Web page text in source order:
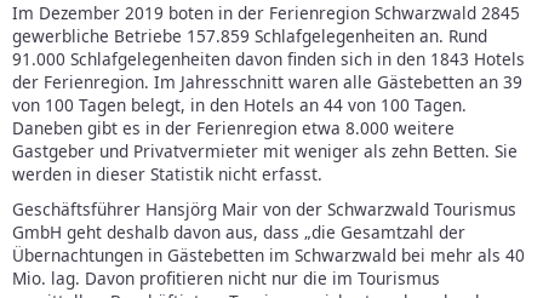
Im Dezember 2019 boten in der Ferienregion Schwarzwald 2845
gewerbliche Betriebe 157.859 Schlafgelegenheiten an. Rund
91.000 Schlafgelegenheiten davon finden sich in den 1843 Hotels
der Ferienregion. Im Jahresschnitt waren alle Gästebetten an 39
von 100 Tagen belegt, in den Hotels an 44 von 100 Tagen.
Daneben gibt es in der Ferienregion etwa 8.000 weitere
Gastgeber und Privatvermieter mit weniger als zehn Betten. Sie
werden in dieser Statistik nicht erfasst.
Geschäftsführer Hansjörg Mair von der Schwarzwald Tourismus
GmbH geht deshalb davon aus, dass „die Gesamtzahl der
Übernachtungen in Gästebetten im Schwarzwald bei mehr als 40
Mio. lag. Davon profitieren nicht nur die im Tourismus